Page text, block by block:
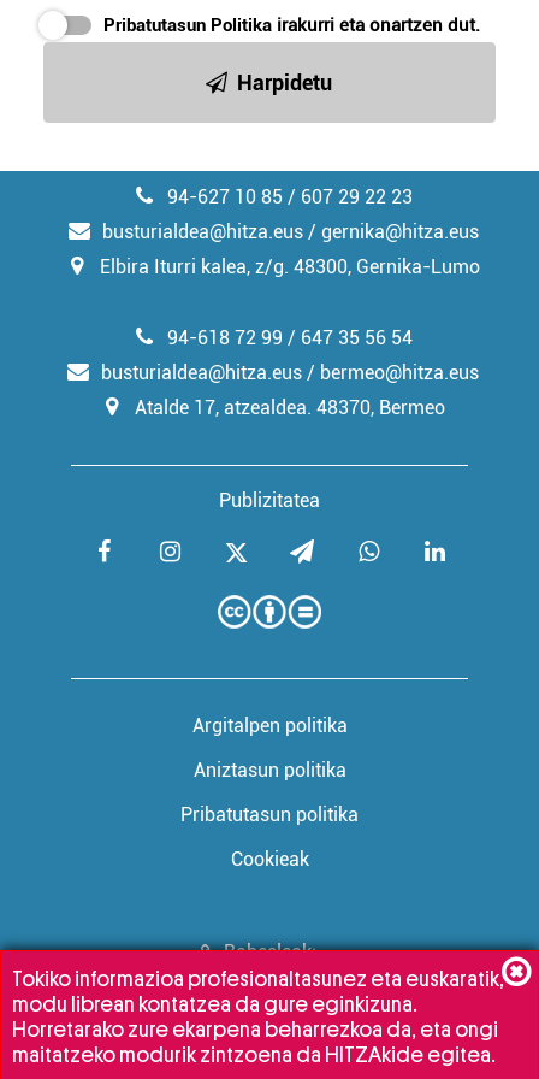
erabiltzeko baimen esplizitua ematen diguzu.
irakurri
Pribatutasun Politika irakurri eta onartzen dut.
Harpidetu
94-627 10 85 / 607 29 22 23
busturialdea@hitza.eus / gernika@hitza.eus
Elbira Iturri kalea, z/g. 48300, Gernika-Lumo
Publizitatea
94-618 72 99 / 647 35 56 54
busturialdea@hitza.eus / bermeo@hitza.eus
Atalde 17, atzealdea. 48370, Bermeo
Argitalpen politika
Aniztasun politika
Pribatutasun politika
Cookieak
Babesleak:
Tokiko informazioa profesionaltasunez eta euskaratik,
modu librean kontatzea da gure eginkizuna.
Horretarako zure ekarpena beharrezkoa da, eta ongi
maitatzeko modurik zintzoena da HITZAkide egitea.